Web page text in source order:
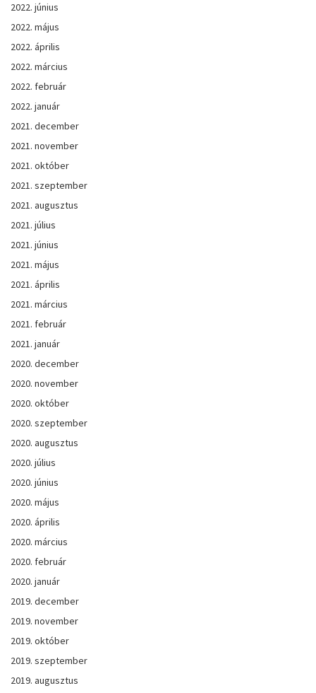
2022. június
2022. május
2022. április
2022. március
2022. február
2022. január
2021. december
2021. november
2021. október
2021. szeptember
2021. augusztus
2021. július
2021. június
2021. május
2021. április
2021. március
2021. február
2021. január
2020. december
2020. november
2020. október
2020. szeptember
2020. augusztus
2020. július
2020. június
2020. május
2020. április
2020. március
2020. február
2020. január
2019. december
2019. november
2019. október
2019. szeptember
2019. augusztus